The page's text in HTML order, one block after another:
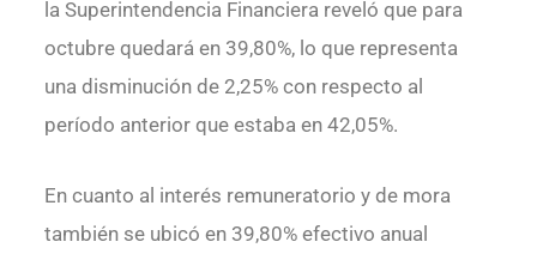
la Superintendencia Financiera reveló que para
octubre quedará en 39,80%, lo que representa
una disminución de 2,25% con respecto al
período anterior que estaba en 42,05%.
En cuanto al interés remuneratorio y de mora
también se ubicó en 39,80% efectivo anual